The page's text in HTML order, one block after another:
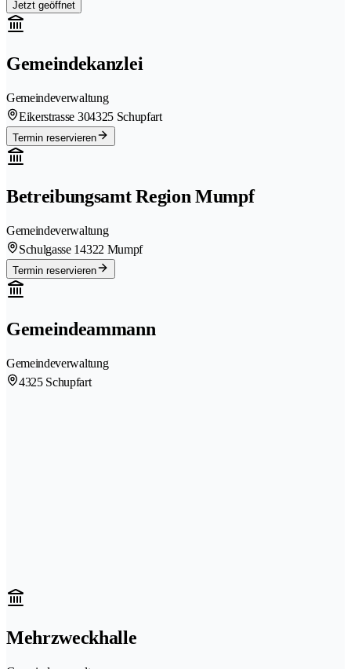
Jetzt geöffnet
Gemeindekanzlei
Gemeindeverwaltung
Eikerstrasse 304325 Schupfart
Termin reservieren
Betreibungsamt Region Mumpf
Gemeindeverwaltung
Schulgasse 14322 Mumpf
Termin reservieren
Gemeindeammann
Gemeindeverwaltung
4325 Schupfart
Mehrzweckhalle